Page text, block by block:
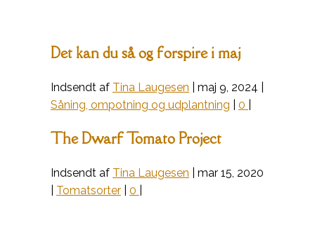
Det kan du så og forspire i maj
Indsendt af Tina Laugesen maj 9, 2024
Såning, ompotning og udplantning
0
The Dwarf Tomato Project
Indsendt af Tina Laugesen
mar 15, 2020
Tomatsorter| 0